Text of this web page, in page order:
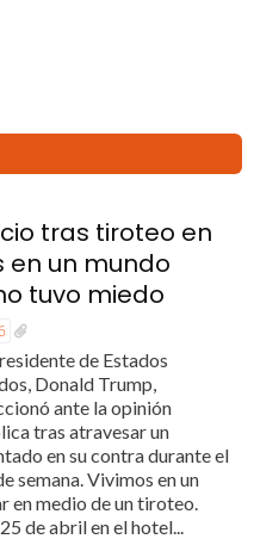
tras tiroteo en
en un mundo
tuvo miedo
de Estados
Donald Trump,
ante la opinión
tras atravesar un
en su contra durante el
semana. Vivimos en un
en medio de un tiroteo.
de abril en el hotel...